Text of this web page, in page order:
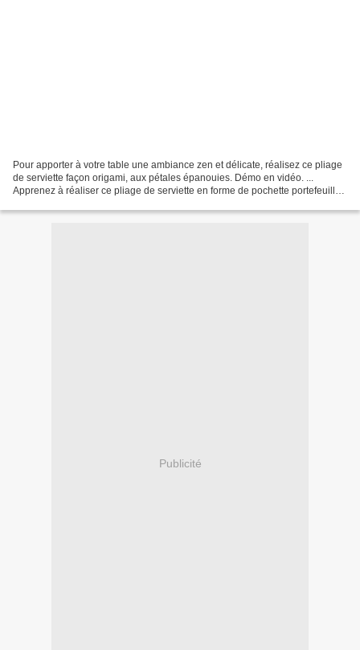
Pour apporter à votre table une ambiance zen et délicate, réalisez ce pliage
de serviette façon origami, aux pétales épanouies. Démo en vidéo. ...
Apprenez à réaliser ce pliage de serviette en forme de pochette portefeuille.
Publicité